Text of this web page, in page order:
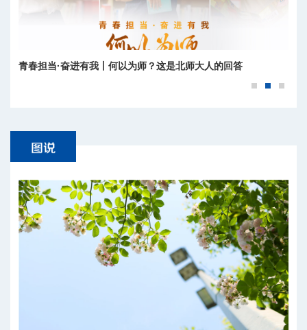
青春担当·奋进有我丨何以为师？这是北师大人的回答